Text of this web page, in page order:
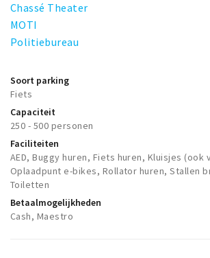
Chassé Theater
MOTI
Politiebureau
Soort parking
Fiets
Capaciteit
250 - 500 personen
Faciliteiten
AED, Buggy huren, Fiets huren, Kluisjes (ook
Oplaadpunt e-bikes, Rollator huren, Stallen
Toiletten
Betaalmogelijkheden
Cash, Maestro